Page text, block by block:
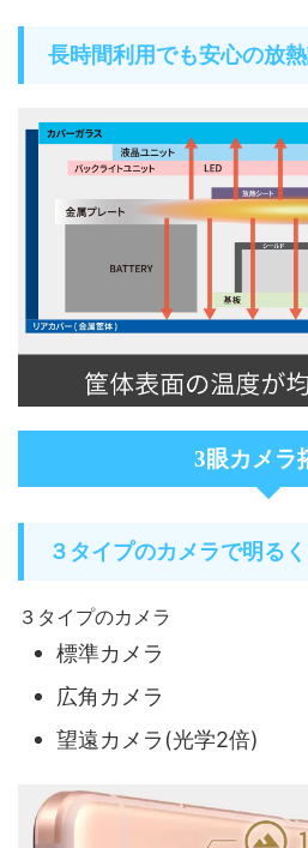
長時間利用でも安心の放
3眼カメラ
３タイプのカメラで明る
３タイプのカメラ
標準カメラ
広角カメラ
望遠カメラ(光学2倍)